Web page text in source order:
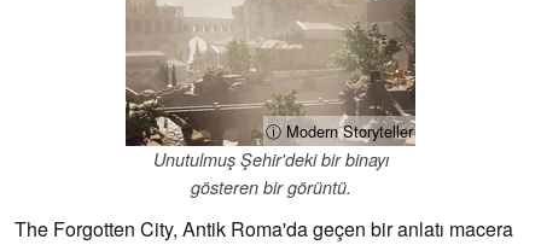
ⓘ Modern Storyteller
Unutulmuş Şehir'deki bir binayı
gösteren bir görüntü.
The Forgotten City, Antik Roma'da geçen bir anlatı macera